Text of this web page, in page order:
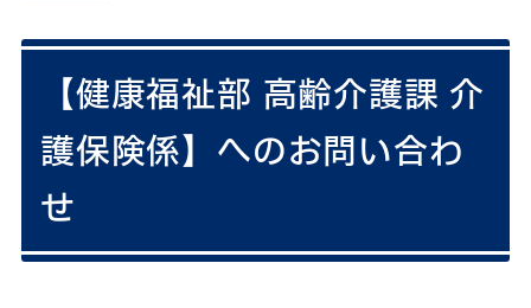
【健康福祉部 高齢介護課 介
護保険係】へのお問い合わ
せ